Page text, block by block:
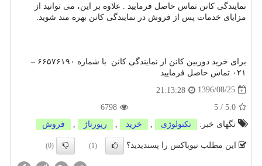
نمایندگی کانن تماس حاصل فرمایید . علاوه بر این، می توانید از
مزایای خدمات پس از فروش در نمایندگی کانن بهره مند شوید.
برای خرید دوربین کانن از نمایندگی کانن با شماره ۶۶۵۷۶۱۹۰ –
۰۲۱ تماس حاصل فرمایید
1396/08/25
21:13:28
5.0
/
5
6798
تگهای خبر:
تكنولوژی خرید رپورتاژ فروش
این مطلب نیوباکس را پسندیدید؟ (1)
(0)